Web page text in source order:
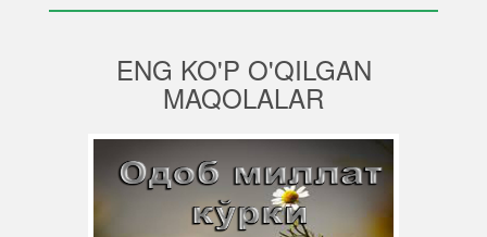
ENG KO'P O'QILGAN
MAQOLALAR